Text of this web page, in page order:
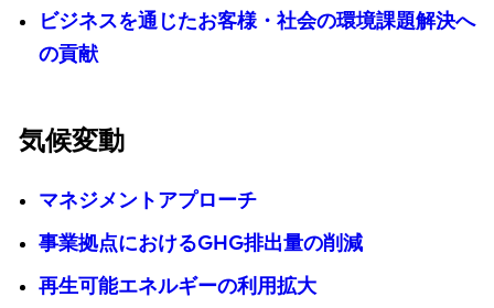
ビジネスを通じたお客様・社会の環境課題解決へ
の貢献
気候変動
マネジメントアプローチ
事業拠点におけるGHG排出量の削減
再生可能エネルギーの利用拡大